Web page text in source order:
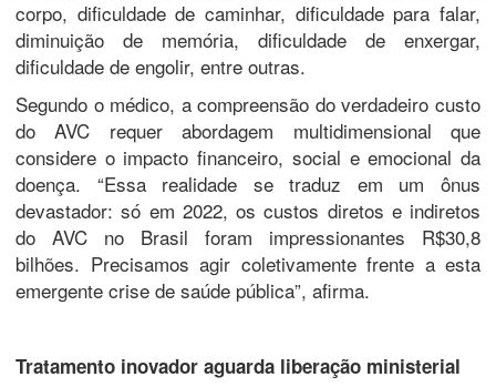
corpo, dificuldade de caminhar, dificuldade para falar,
diminuição de memória, dificuldade de enxergar,
dificuldade de engolir, entre outras.
Segundo o médico, a compreensão do verdadeiro custo
do AVC requer abordagem multidimensional que
considere o impacto financeiro, social e emocional da
doença. “Essa realidade se traduz em um ônus
devastador: só em 2022, os custos diretos e indiretos
do AVC no Brasil foram impressionantes R$30,8
bilhões. Precisamos agir coletivamente frente a esta
emergente crise de saúde pública”, afirma.
Tratamento inovador aguarda liberação ministerial